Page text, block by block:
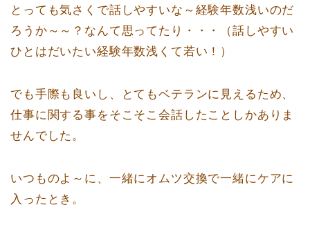
とっても気さくで話しやすいな～経験年数浅いのだ
ろうか～～？なんて思ってたり・・・（話しやすい
ひとはだいたい経験年数浅くて若い！）
でも手際も良いし、とてもベテランに見えるため、
仕事に関する事をそこそこ会話したことしかありま
せんでした。
いつものよ～に、一緒にオムツ交換で一緒にケアに
入ったとき。